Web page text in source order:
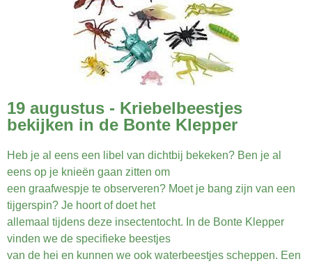
19 augustus - Kriebelbeestjes
bekijken in de Bonte Klepper
Heb je al eens een libel van dichtbij bekeken? Ben je al
eens op je knieën gaan zitten om
een graafwespje te observeren? Moet je bang zijn van een
tijgerspin? Je hoort of doet het
allemaal tijdens deze insectentocht. In de Bonte Klepper
vinden we de specifieke beestjes
van de hei en kunnen we ook waterbeestjes scheppen. Een